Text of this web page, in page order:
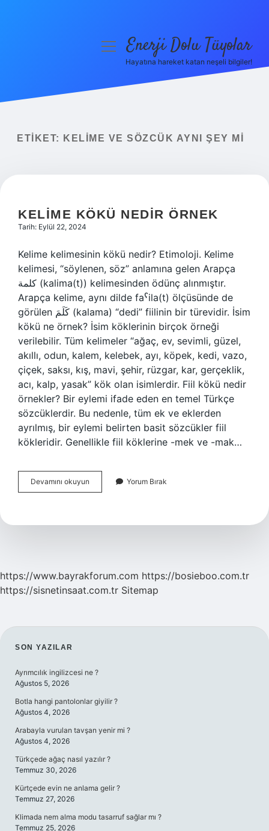
Yasal Uyarı
menüyüEnerji Dolu Tüyolar
Hayatına hareket katan neşeli bilgiler!
ETIKET: KELIME VE SÖZCÜK AYNI ŞEY MI
KELIME KÖKÜ NEDIR ÖRNEK
Tarih: Eylül 22, 2024
Kelime kelimesinin kökü nedir? Etimoloji. Kelime
kelimesi, “söylenen, söz” anlamına gelen Arapça
كلمة (kalima(t)) kelimesinden ödünç alınmıştır.
Arapça kelime, aynı dilde faˁila(t) ölçüsünde de
görülen كَلَمَ (kalama) “dedi” fiilinin bir türevidir. İsim
kökü ne örnek? İsim köklerinin birçok örneği
verilebilir. Tüm kelimeler “ağaç, ev, sevimli, güzel,
akıllı, odun, kalem, kelebek, ayı, köpek, kedi, vazo,
çiçek, saksı, kış, mavi, şehir, rüzgar, kar, gerçeklik,
acı, kalp, yasak” kök olan isimlerdir. Fiil kökü nedir
örnekler? Bir eylemi ifade eden en temel Türkçe
sözcüklerdir. Bu nedenle, tüm ek ve eklerden
ayrılmış, bir eylemi belirten basit sözcükler fiil
kökleridir. Genellikle fiil köklerine -mek ve -mak…
Devamını okuyun
Kökü
Yorum Bırak
https://www.bayrakforum.com https://bosieboo.com.tr
https://sisnetinsaat.com.tr Sitemap
SIDEBAR
SON YAZILAR
Ayrımcılık ingilizcesi ne ?
Ağustos 5, 2026
Botla hangi pantolonlar giyilir ?
Ağustos 4, 2026
Arabayla vurulan tavşan yenir mi ?
Ağustos 4, 2026
Türkçede ağaç nasıl yazılır ?
Temmuz 30, 2026
Kürtçede evin ne anlama gelir ?
Temmuz 27, 2026
Klimada nem alma modu tasarruf sağlar mı ?
Temmuz 25, 2026